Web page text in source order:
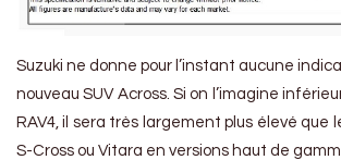
Suzuki ne donne pour l’instant aucune
nouveau SUV Across. Si on l’imagine
RAV4, il sera très largement plus élevé que
S-Cross ou Vitara en versions haut de